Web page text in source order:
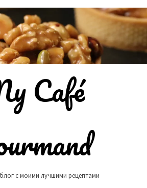
Café
с моими лучшими рецептами